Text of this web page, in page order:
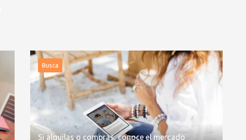
Busca
Si alquilas o compras, conoce el mercado